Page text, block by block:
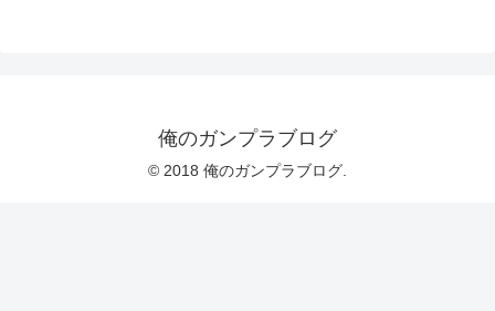
俺のガンプラブログ
© 2018 俺のガンプラブログ.